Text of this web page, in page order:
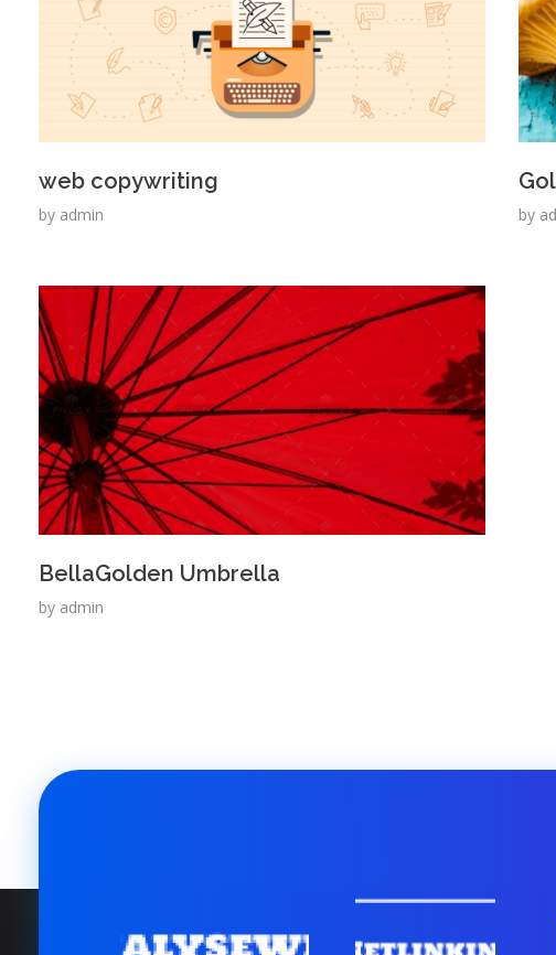
web copywriting
by admin by
BellaGolden Umbrella
by admin